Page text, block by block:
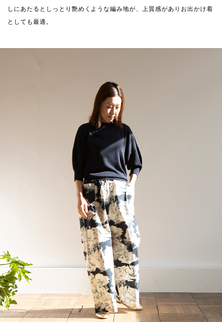
しにあたるとしっとり艶めくような編み地が、上質感がありお出かけ着
としても最適。